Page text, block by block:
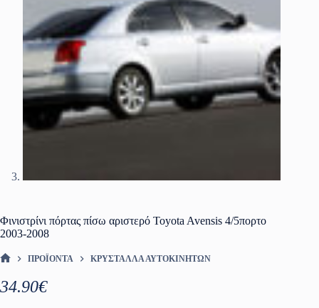
Φινιστρίνι πόρτας πίσω αριστερό Toyota Avensis 4/5πορτο
2003-2008
ΠΡΟΪΌΝΤΑ ΚΡΎΣΤΑΛΛΑ ΑΥΤΟΚΙΝΉΤΩΝ
34.90€